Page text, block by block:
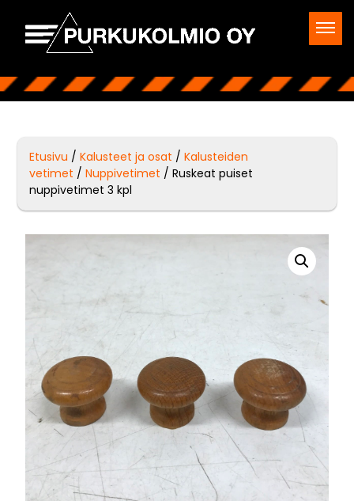
Etusivu /Kalusteet ja osat /Kalusteiden
vetimet /Nuppivetimet / Ruskeat puiset
nuppivetimet 3 kpl